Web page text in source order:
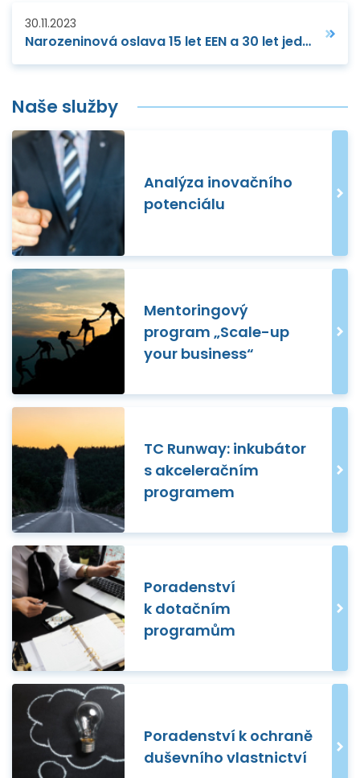
30.11.2023
Narozeninová oslava 15 let EEN a 30 let jednotného vnitřního trhu
Naše služby
Analýza inovačního
potenciálu
Mentoringový
program „Scale-up
your business“
TC Runway: inkubátor
s akceleračním
programem
Poradenství
k dotačním
programům
Poradenství k ochraně
duševního vlastnictví